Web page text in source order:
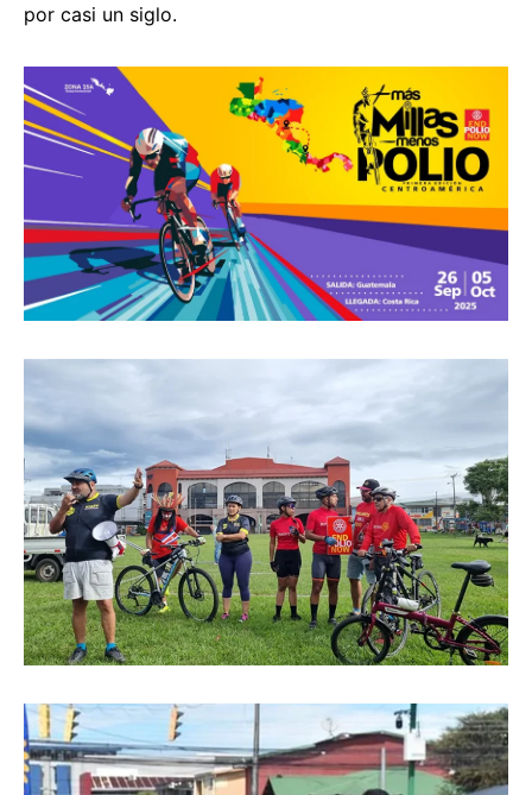
por casi un siglo.